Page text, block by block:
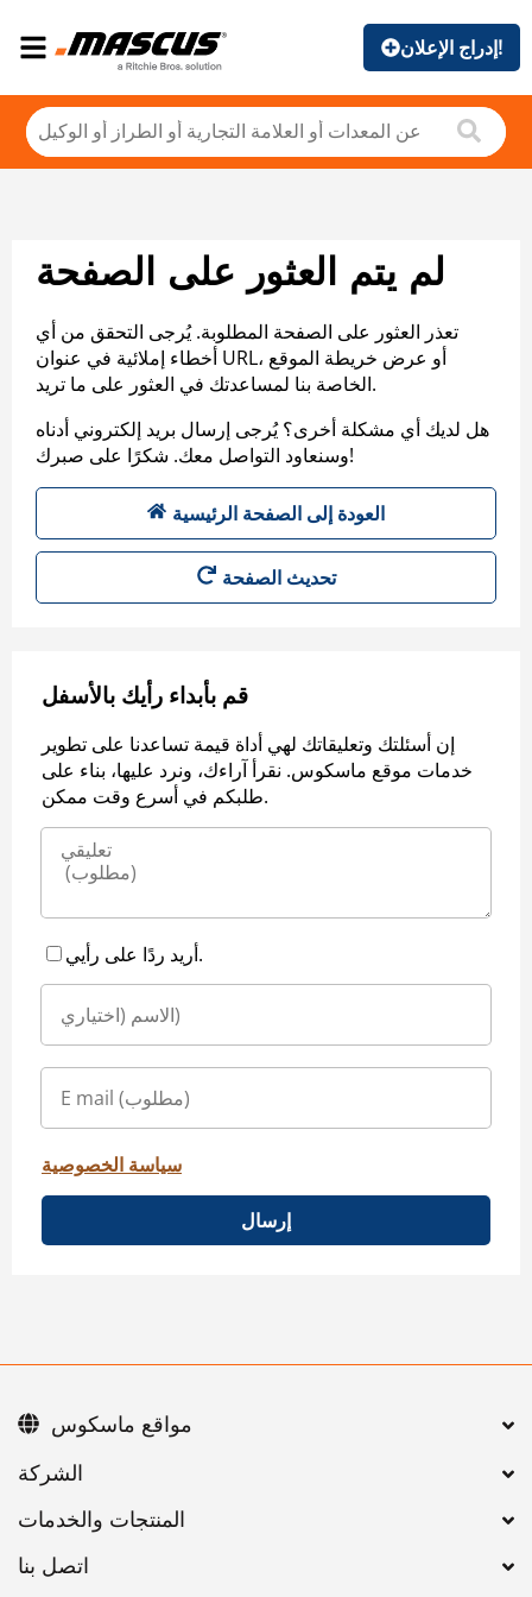
إدراج الإعلان!
لم يتم العثور على الصفحة
تعذر العثور على الصفحة المطلوبة. يُرجى التحقق من أي
أخطاء إملائية في عنوان URL، أو عرض خريطة الموقع
الخاصة بنا لمساعدتك في العثور على ما تريد.
هل لديك أي مشكلة أخرى؟ يُرجى إرسال بريد إلكتروني أدناه
وسنعاود التواصل معك. شكرًا على صبرك!
العودة إلى الصفحة الرئيسية
تحديث الصفحة
قم بأبداء رأيك بالأسفل
إن أسئلتك وتعليقاتك لهي أداة قيمة تساعدنا على تطوير
خدمات موقع ماسكوس. نقرأ آراءك، ونرد عليها، بناء على
طلبكم في أسرع وقت ممكن.
أريد ردًا على رأيي.
سياسة الخصوصية
إرسال
اتصل بنا
مواقع ماسكوس